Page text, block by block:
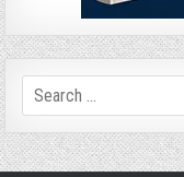
Search
for: